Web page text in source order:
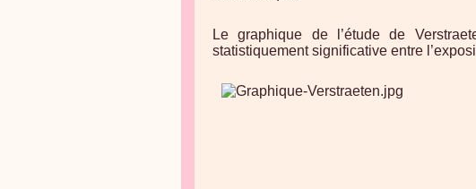
Le graphique de l’étude de
statistiquement significative entre